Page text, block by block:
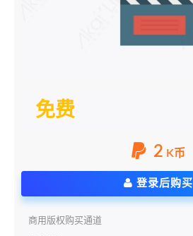
免费
2 K币
登录后购买
商用版权购买通道